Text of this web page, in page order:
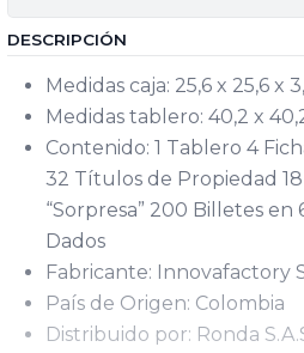
DESCRIPCIÓN
Medidas caja: 25,6 x 25,6 x
Medidas tablero: 40,2 x
Contenido: 1 Tablero 4
32 Títulos de Propiedad
“Sorpresa” 200 Billetes en
Dados
Fabricante: Innovafactory
País de Origen: Colombia
Distribuido por: Ronda